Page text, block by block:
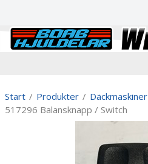
Start / Produkter / Däckmaskiner
517296 Balansknapp / Switch